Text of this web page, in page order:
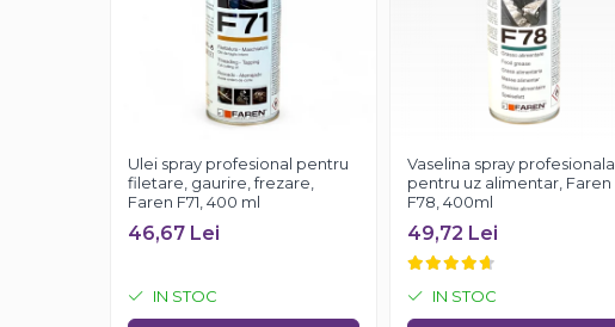
Ulei spray profesional pentru
filetare, gaurire, frezare,
Faren F71, 400 ml
46,67 Lei
IN STOC
Vaselina spray profesionala
pentru uz alimentar, Faren
F78, 400ml
49,72 Lei
IN STOC